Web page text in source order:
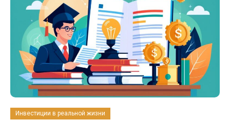
Инвестиции в реальной жизни